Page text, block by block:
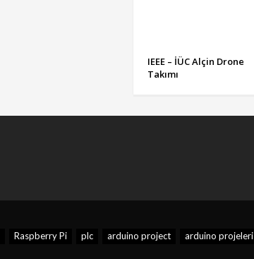
IEEE – İÜC Alçin Drone
Takımı
Raspberry Pi plc arduino project arduino projeleri